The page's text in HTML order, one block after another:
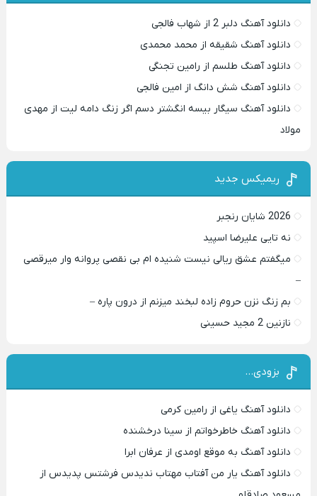
دانلود آهنگ دلبر 2 از شهاب فالجی
دانلود آهنگ شقیقه از محمد محمدی
دانلود آهنگ طلسم از رامین تجنگی
دانلود آهنگ شش دانگ از امین فالجی
دانلود آهنگ سیگار بیسه انگشتر دسم اگر زنگ دامه لیت از مهدی
مولاد
ریمیکس جدید
2026 شایان رنجبر
نه تایی علیرضا اسپید
میگفتم عشق ریالی نیست شنیده ام بی نقصی پروانه وار میرقصی
–
بم زنگ نزن حروم زاده لبخند میزنم از درون پاره –
نازنین 2 مجید حسینی
بزودی…
دانلود آهنگ یاغی از رامین کرمی
دانلود آهنگ خاطرخواتم از سینا درخشنده
دانلود آهنگ به موقع اومدی از عرفان ابرا
دانلود آهنگ یار من آفتاب مهتاب ندیدس فرشتس پدیدس از